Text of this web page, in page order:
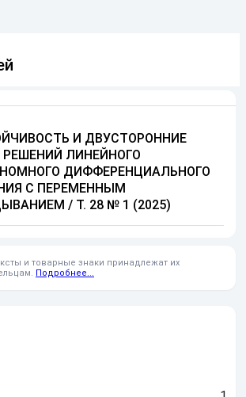
И ДВУСТОРОННИЕ
РЕШЕНИЙ ЛИНЕЙНОГО
ДИФФЕРЕНЦИАЛЬНОГО
С ПЕРЕМЕННЫМ
/ Т. 28 № 1 (2025)
и товарные знаки принадлежат их
Подробнее...